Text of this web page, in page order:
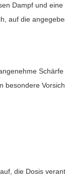
Dampf und
auf die
besondere
die Dosis